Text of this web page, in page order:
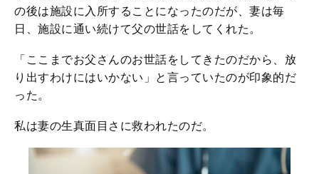
の後は施設に入所することになったのだが、妻は毎
日、施設に通い続けて父の世話をしてくれた。
「ここまでお父さんのお世話をしてきたのだから、放
り出すわけにはいかない」と言っていたのが印象的だ
った。
私は妻の生真面目さに救われたのだ。